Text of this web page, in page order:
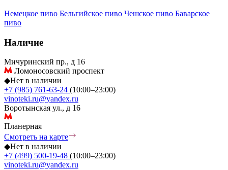
Немецкое пиво Бельгийское пиво Чешское пиво Баварское
пиво
Наличие
Мичуринский пр., д 16
Ломоносовский проспект
◆Нет в наличии
+7 (985) 761-63-24 (10:00–23:00)
vinoteki.ru@yandex.ru
Воротынская ул., д 16
Планерная
Смотреть на карте
◆Нет в наличии
+7 (499) 500-19-48 (10:00–23:00)
vinoteki.ru@yandex.ru